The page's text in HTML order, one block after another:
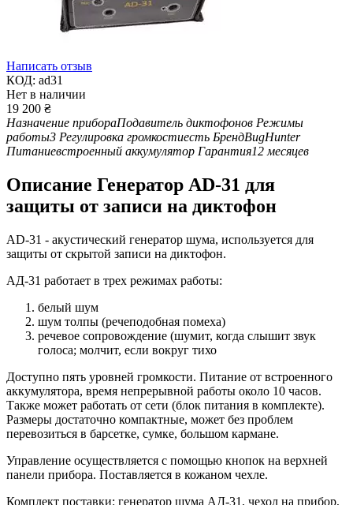
Написать отзыв
КОД: ad31
Нет в наличии
19 200 ₴
Назначение прибораПодавитель диктофонов Режимы
работы3 Регулировка громкостиесть БрендBugHunter
Питаниевстроенный аккумулятор Гарантия12 месяцев
Описание Генератор AD-31 для
защиты от записи на диктофон
AD-31 - акустический генератор шума, используется для
защиты от скрытой записи на диктофон.
АД-31 работает в трех режимах работы:
белый шум
шум толпы (речеподобная помеха)
речевое сопровождение (шумит, когда слышит звук
голоса; молчит, если вокруг тихо
Доступно пять уровней громкости. Питание от встроенного
аккумулятора, время непрерывной работы около 10 часов.
Также может работать от сети (блок питания в комплекте).
Размеры достаточно компактные, может без проблем
перевозиться в барсетке, сумке, большом кармане.
Управление осуществляется с помощью кнопок на верхней
панели прибора. Поставляется в кожаном чехле.
Комплект поставки: генератор шума АД-31, чехол на прибор,